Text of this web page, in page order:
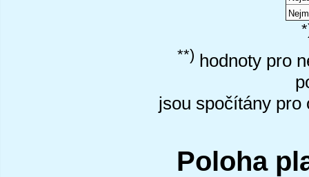
**) hodnoty pro
jsou spočítány pro
Poloha